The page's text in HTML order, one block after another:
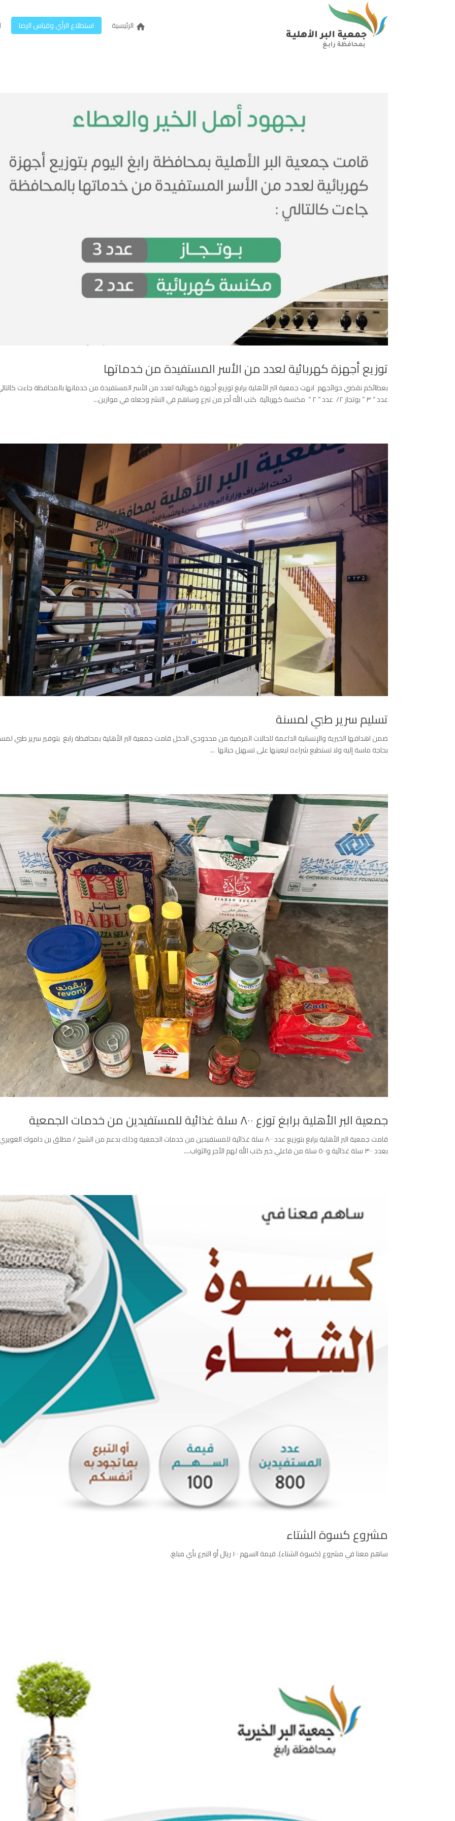
الرئيسية استطلاع الرأي وقياس الرضا
توزيع أجهزة كهربائية لعدد من الأسر المستفيدة من خدماتها
عدد “ ٣ “ بوتجاز ٢/ عدد “ ٢ “ مكنسة كهربائية كتب الله أجر من تبرع وساهم في النشر وجعله في موازين...
تسليم سرير طبي لمسنة
ضمن اهدافها الخيرية والإنسانية الداعمة للحالات المرضية من محدودي الدخل قامت جمعية البر الأهلية بمحافظة رابغ بتوفير سرير طبي
بحاجة ماسة إليه ولا تستطيع شراءه ليعينها على تسهيل حياتها ...
جمعية البر الأهلية برابغ توزع ٨٠٠ سلة غذائية للمستفيدين من خدمات الجمعية
قامت جمعية البر الأهلية برابغ بتوزيع عدد ٨٠٠ سلة غذائية للمستفيدين من خدمات الجمعية وذلك بدعم من الشيخ / مطلق بن داموك
بعدد ٣٠٠ سلة غذائية و٥٠٠ سلة من فاعلي خير كتب الله لهم الأجر والثواب....
مشروع كسوة الشتاء
ساهم معنا في مشروع (كسوة الشتاء). قيمة السهم ١٠٠ ريال أو التبرع بأي مبلغ.